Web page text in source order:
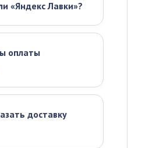
«Яндекс Лавки»?
оплаты
доставку